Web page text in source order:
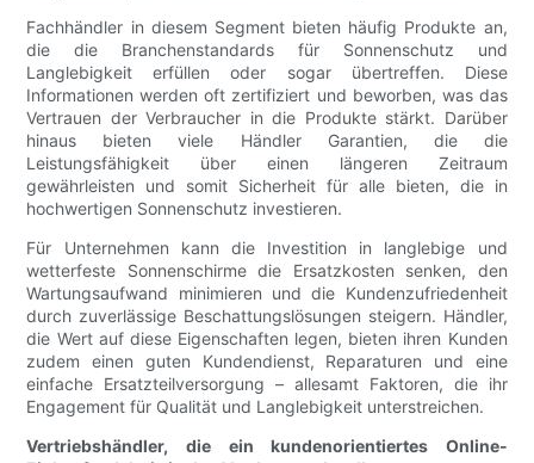
Fachhändler in diesem Segment bieten häufig Produkte an,
die die Branchenstandards für Sonnenschutz und
Langlebigkeit erfüllen oder sogar übertreffen. Diese
Informationen werden oft zertifiziert und beworben, was das
Vertrauen der Verbraucher in die Produkte stärkt. Darüber
hinaus bieten viele Händler Garantien, die die
Leistungsfähigkeit über einen längeren Zeitraum
gewährleisten und somit Sicherheit für alle bieten, die in
hochwertigen Sonnenschutz investieren.
Für Unternehmen kann die Investition in langlebige und
wetterfeste Sonnenschirme die Ersatzkosten senken, den
Wartungsaufwand minimieren und die Kundenzufriedenheit
durch zuverlässige Beschattungslösungen steigern. Händler,
die Wert auf diese Eigenschaften legen, bieten ihren Kunden
zudem einen guten Kundendienst, Reparaturen und eine
einfache Ersatzteilversorgung – allesamt Faktoren, die ihr
Engagement für Qualität und Langlebigkeit unterstreichen.
Vertriebshändler, die ein kundenorientiertes Online-